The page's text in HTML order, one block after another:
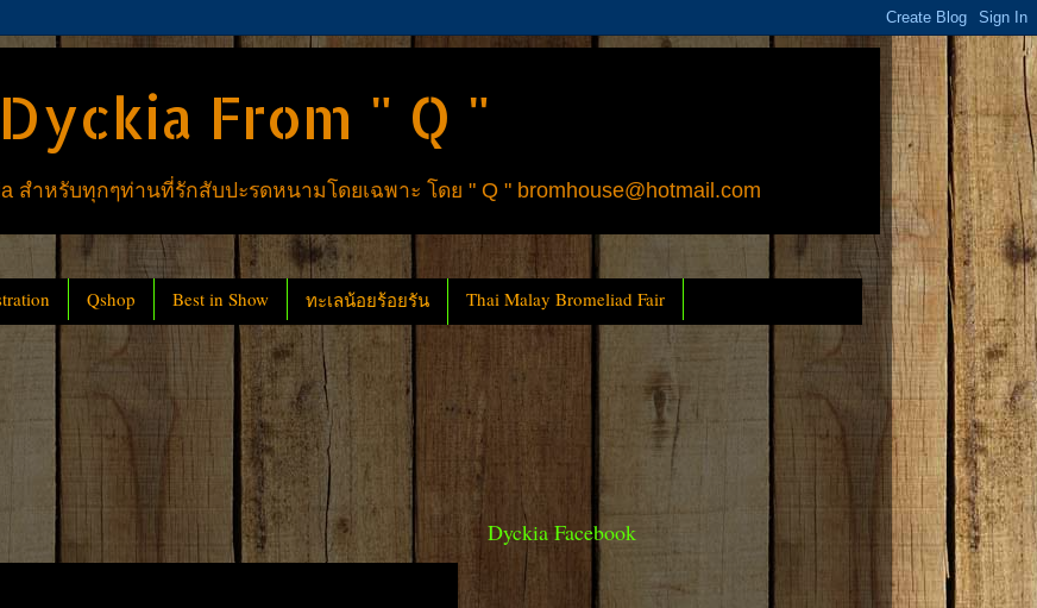
From " Q "
ำหรับทุกๆท่านที่รักสับปะรดหนามโดยเฉพาะ โดย " Q " bromhouse@hotmail.com
Qshop Best in Show ทะเลน้อยร้อยรัน Thai Malay Bromeliad Fair
Dyckia Facebook